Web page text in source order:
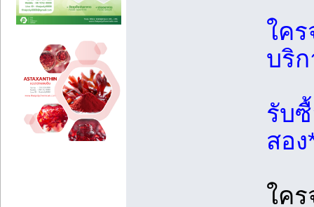
ใค
บริ
รับ
สอง
ใค